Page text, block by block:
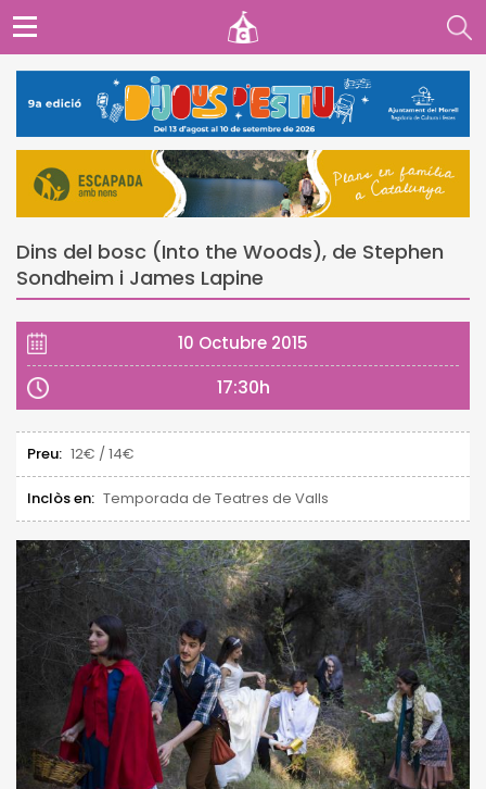
Dins del bosc (Into the Woods), de Stephen
Sondheim i James Lapine
10 Octubre 2015
17:30h
Preu: 12€ / 14€
Inclòs en: Temporada de Teatres de Valls